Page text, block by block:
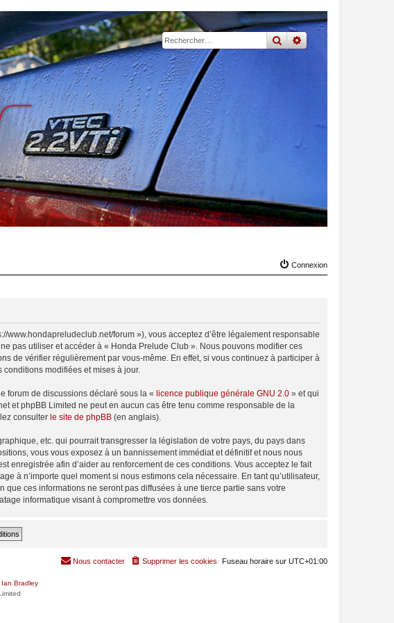
rechercher
recherche
Connexion
forum »), vous acceptez d’être légalement responsable
pas utiliser et accéder à « Honda Prelude Club ». Nous pouvons modifier ces
de vérifier régulièrement par vous-même. En effet, si vous continuez à participer à
modifiées et mises à jour.
forum de discussions déclaré sous la « licence publique générale GNU 2.0 » et qui
et phpBB Limited ne peut en aucun cas être tenu comme responsable de la
consulter le site de phpBB (en anglais).
etc. qui pourrait transgresser la législation de votre pays, du pays dans
vous vous exposez à un bannissement immédiat et définitif et nous nous
enregistrée afin d’aider au renforcement de ces conditions. Vous acceptez le fait
à n’importe quel moment si nous estimons cela nécessaire. En tant qu’utilisateur,
ces informations ne seront pas diffusées à une tierce partie sans votre
informatique visant à compromettre vos données.
Fuseau horaire sur UTC+01:00
Supprimer les cookies
Nous contacter
Ian Bradley